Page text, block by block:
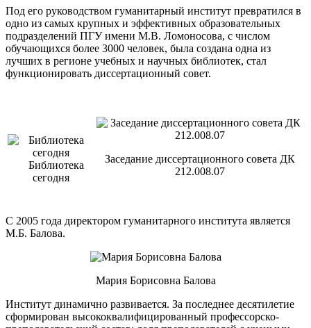
Под его руководством гуманитарный институт превратился в
одно из самых крупных и эффективных образовательных
подразделений ПГУ имени М.В. Ломоносова, с числом
обучающихся более 3000 человек, была создана одна из
лучших в регионе учебных и научных библиотек, стал
функционировать диссертационный совет.
Библиотека
сегодня
Заседание диссертационного совета ДК
212.008.07
С 2005 года директором гуманитарного института является
М.Б. Балова.
Мария Борисовна Балова
Институт динамично развивается. За последнее десятилетие
сформирован высококвалифицированный профессорско-